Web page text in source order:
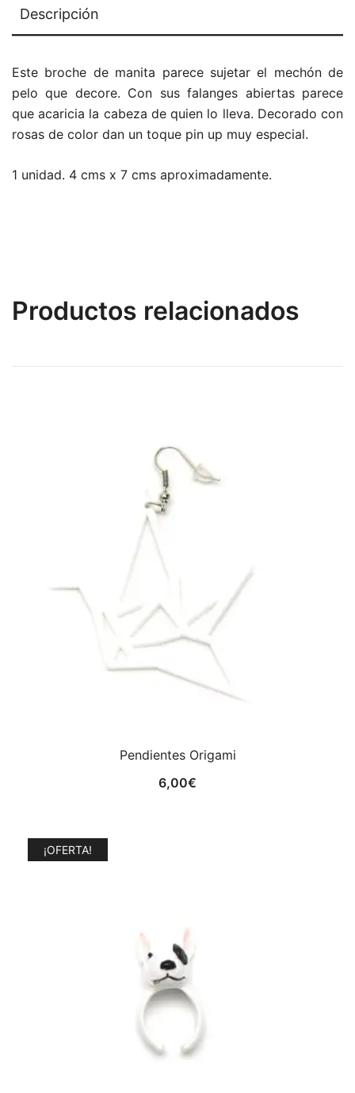
Descripción
Este broche de manita parece sujetar el mechón de
pelo que decore. Con sus falanges abiertas parece
que acaricia la cabeza de quien lo lleva. Decorado con
rosas de color dan un toque pin up muy especial.
1 unidad. 4 cms x 7 cms aproximadamente.
Productos relacionados
Pendientes Origami
6,00€
¡OFERTA!